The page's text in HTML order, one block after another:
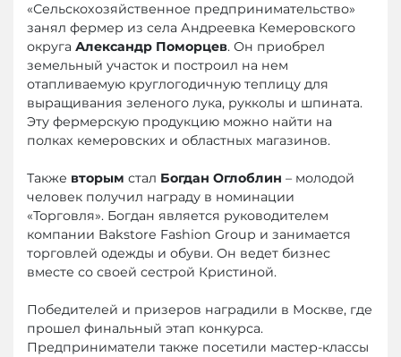
«Сельскохозяйственное предпринимательство»
занял фермер из села Андреевка Кемеровского
округа Александр Поморцев. Он приобрел
земельный участок и построил на нем
отапливаемую круглогодичную теплицу для
выращивания зеленого лука, рукколы и шпината.
Эту фермерскую продукцию можно найти на
полках кемеровских и областных магазинов.
Также вторым стал Богдан Оглоблин – молодой
человек получил награду в номинации
«Торговля». Богдан является руководителем
компании Bakstore Fashion Group и занимается
торговлей одежды и обуви. Он ведет бизнес
вместе со своей сестрой Кристиной.
Победителей и призеров наградили в Москве, где
прошел финальный этап конкурса.
Предприниматели также посетили мастер-классы